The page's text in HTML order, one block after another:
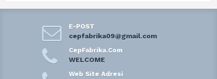
E-POST
cepfabrika09@gmail.com
CepFabrika.Com
WELCOME
Web Site Adresi